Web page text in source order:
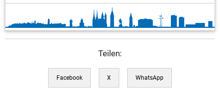
Teilen:
Facebook X WhatsApp